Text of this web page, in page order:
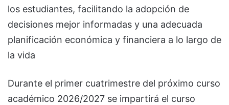
los estudiantes, facilitando la adopción de
decisiones mejor informadas y una adecuada
planificación económica y financiera a lo largo de
la vida
Durante el primer cuatrimestre del próximo curso
académico 2026/2027 se impartirá el curso